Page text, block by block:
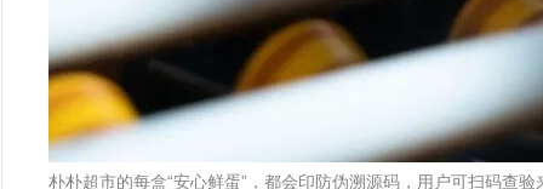
朴朴超市的每盒“安心鲜蛋”，都会印防伪溯源码，用户可扫码查